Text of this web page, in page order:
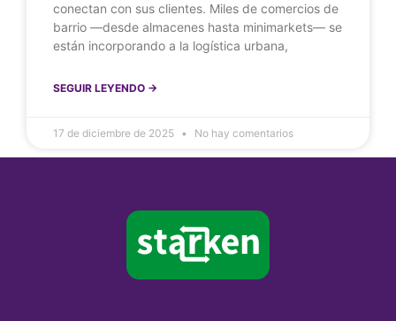
conectan con sus clientes. Miles de comercios de
barrio —desde almacenes hasta minimarkets— se
están incorporando a la logística urbana,
SEGUIR LEYENDO ->
17 de diciembre de 2025 No hay comentarios